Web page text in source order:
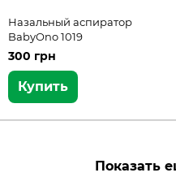
Назальный аспиратор
BabyOno 1019
300 грн
Купить
Показать